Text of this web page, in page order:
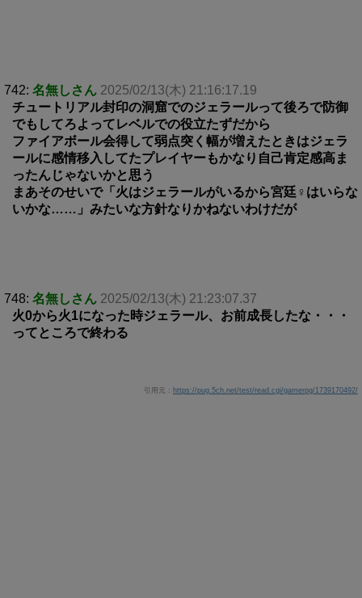
742: 名無しさん 2025/02/13(木) 21:16:17.19
チュートリアル封印の洞窟でのジェラールって後ろで防御
でもしてろよってレベルでの役立たずだから
ファイアボール会得して弱点突く幅が増えたときはジェラ
ールに感情移入してたプレイヤーもかなり自己肯定感高ま
ったんじゃないかと思う
まあそのせいで「火はジェラールがいるから宮廷♀はいらな
いかな……」みたいな方針なりかねないわけだが
748: 名無しさん 2025/02/13(木) 21:23:07.37
火0から火1になった時ジェラール、お前成長したな・・・
ってところで終わる
引用元： https://pug.5ch.net/test/read.cgi/gamerpg/1739170492/